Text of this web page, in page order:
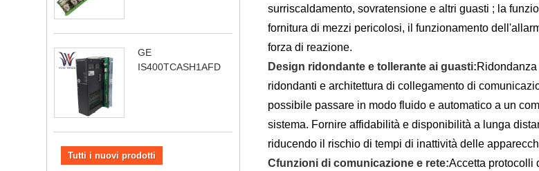
GE
IS400TCASH1AFD
Tutti i nuovi prodotti
surriscaldamento, sovratensione e altri guasti ; la
fornitura di mezzi pericolosi, il funzionamento
forza di reazione.
Design ridondante e tollerante ai guasti:
ridondanti e architettura di collegamento di
possibile passare in modo fluido e automatico a un
sistema. Fornire affidabilità e disponibilità a lunga
riducendo il rischio di tempi di inattività delle
Cfunzioni di comunicazione e rete:Accetta protocolli